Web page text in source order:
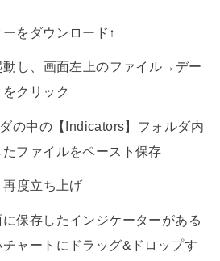
をダウンロード↑
動し、画面左上のファイル→デー
クリック
の中の【Indicators】フォルダ内
ファイルをペースト保存
度立ち上げ
保存したインジケーターがある
ャートにドラッグ&ドロップす